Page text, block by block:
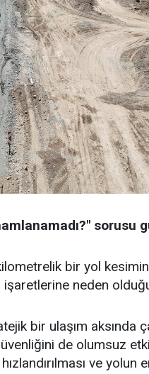
sorusu
bir yol
neden
bir ulaşım aksında
de olumsuz
ve yolun